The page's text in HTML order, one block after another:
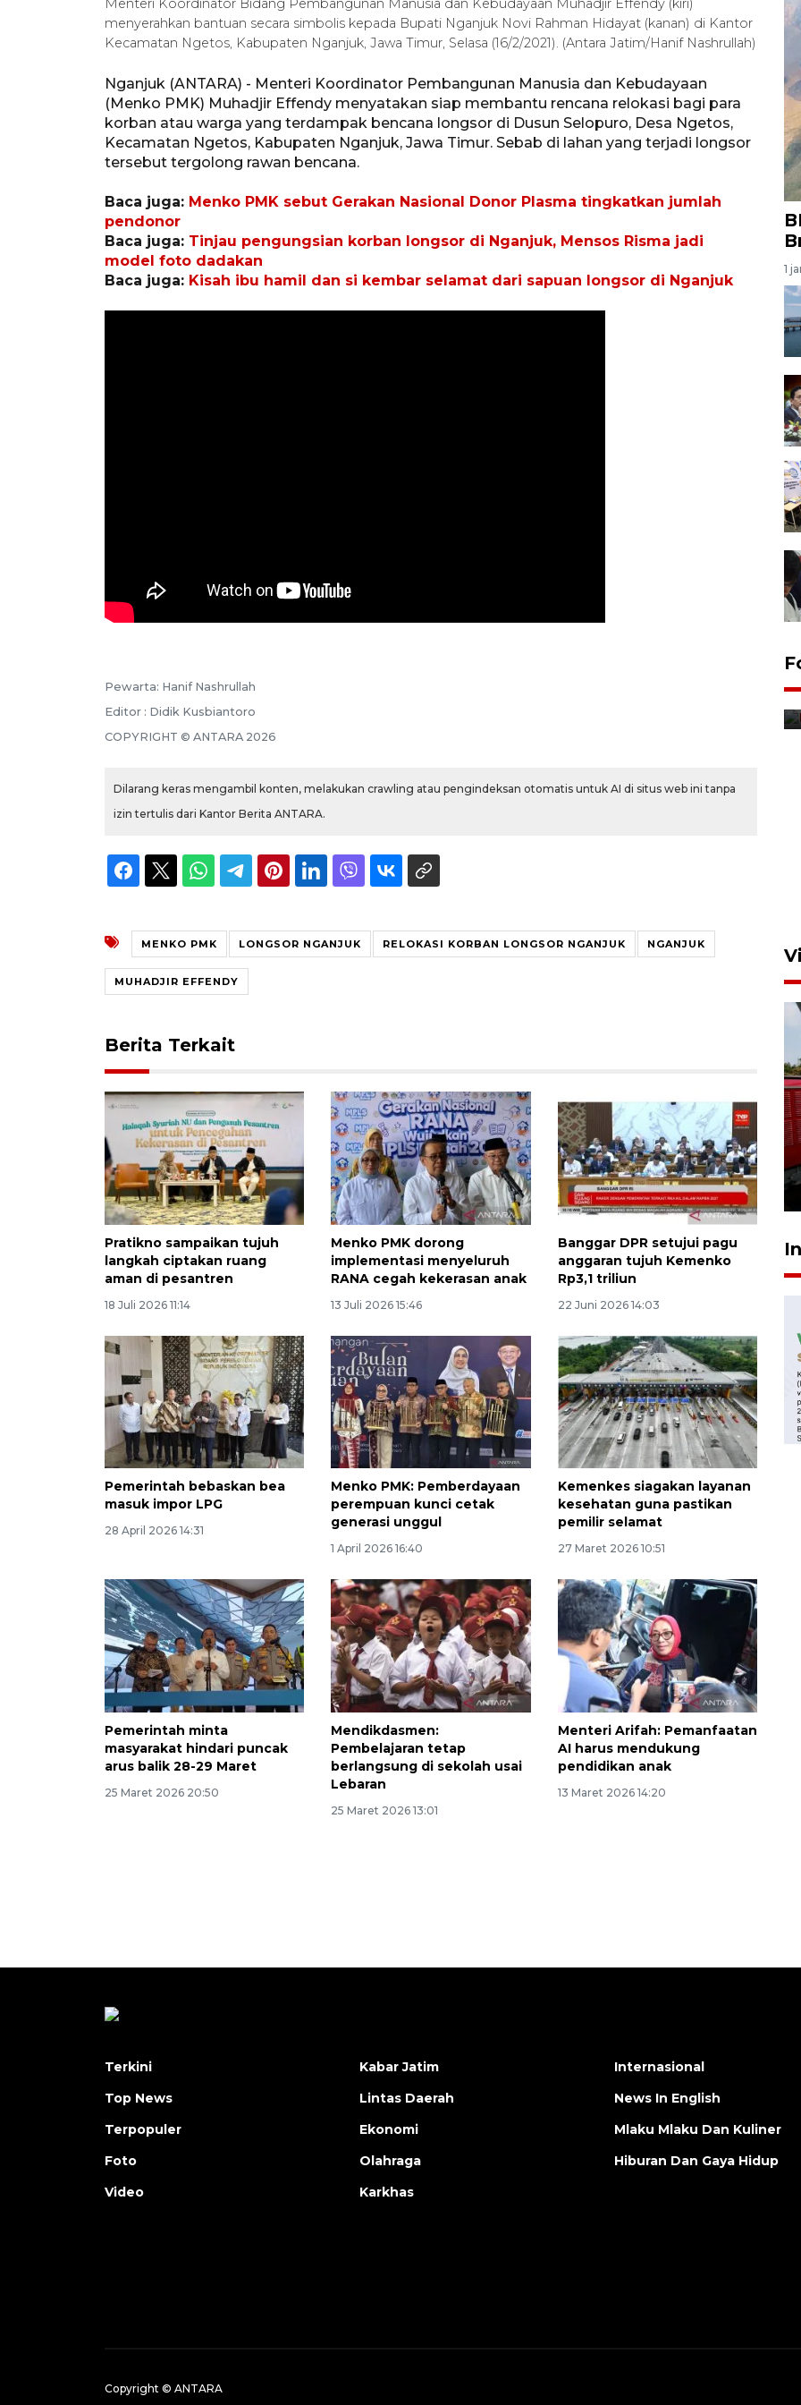
Menteri Koordinator Bidang Pembangunan Manusia dan Kebudayaan Muhadjir Effendy (kiri)
menyerahkan bantuan secara simbolis kepada Bupati Nganjuk Novi Rahman Hidayat (kanan) di Kantor
Kecamatan Ngetos, Kabupaten Nganjuk, Jawa Timur, Selasa (16/2/2021). (Antara Jatim/Hanif Nashrullah)
Nganjuk (ANTARA) - Menteri Koordinator Pembangunan Manusia dan Kebudayaan
(Menko PMK) Muhadjir Effendy menyatakan siap membantu rencana relokasi bagi para
korban atau warga yang terdampak bencana longsor di Dusun Selopuro, Desa Ngetos,
Kecamatan Ngetos, Kabupaten Nganjuk, Jawa Timur. Sebab di lahan yang terjadi longsor
tersebut tergolong rawan bencana.
Baca juga: Menko PMK sebut Gerakan Nasional Donor Plasma tingkatkan jumlah
pendonor
Baca juga: Tinjau pengungsian korban longsor di Nganjuk, Mensos Risma jadi
model foto dadakan
Baca juga: Kisah ibu hamil dan si kembar selamat dari sapuan longsor di Nganjuk
Pewarta: Hanif Nashrullah
Editor : Didik Kusbiantoro
COPYRIGHT © ANTARA 2026
Dilarang keras mengambil konten, melakukan crawling atau pengindeksan otomatis untuk AI di situs web ini tanpa
izin tertulis dari Kantor Berita ANTARA.
MENKO PMK LONGSOR NGANJUK RELOKASI KORBAN LONGSOR NGANJUK NGANJUK
MUHADJIR EFFENDY
Berita Terkait
Pratikno sampaikan tujuh
langkah ciptakan ruang
aman di pesantren
18 Juli 2026 11:14
Menko PMK dorong
implementasi menyeluruh
RANA cegah kekerasan anak
13 Juli 2026 15:46
Banggar DPR setujui pagu
anggaran tujuh Kemenko
Rp3,1 triliun
22 Juni 2026 14:03
Pemerintah bebaskan bea
masuk impor LPG
28 April 2026 14:31
Menko PMK: Pemberdayaan
perempuan kunci cetak
generasi unggul
1 April 2026 16:40
Kemenkes siagakan layanan
kesehatan guna pastikan
pemilir selamat
27 Maret 2026 10:51
Pemerintah minta
masyarakat hindari puncak
arus balik 28-29 Maret
25 Maret 2026 20:50
Mendikdasmen:
Pembelajaran tetap
berlangsung di sekolah usai
Lebaran
25 Maret 2026 13:01
Menteri Arifah: Pemanfaatan
AI harus mendukung
pendidikan anak
13 Maret 2026 14:20
1
Basarnas hentikan operasi
kedaruratan KM Mutiara
Sentosa II
4 Agustus 2026 22:38
Waspadai penyakit saat
Terkini
Top News
Terpopuler
Foto
Video
Kabar Jatim
Lintas Daerah
Ekonomi
Olahraga
Karkhas
Internasional
News In English
Mlaku Mlaku Dan Kuliner
Hiburan Dan Gaya Hidup
Copyright © ANTARA